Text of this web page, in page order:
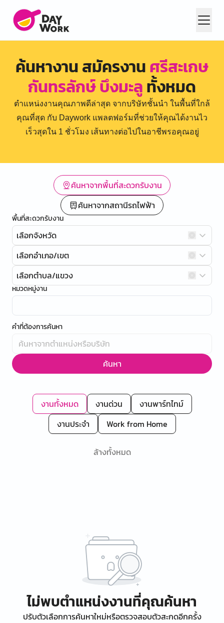
ค้นหางาน สมัครงานศรีสะเกษ
กันทรลักษ์ บึงมะลูทั้งหมด
ตำแหน่งงานคุณภาพดีล่าสุด จากบริษัทชั้นนำ ในพื้นที่ใกล้
คุณที่สุด กับ Daywork แพลตฟอร์มที่ช่วยให้คุณได้งานไว
เร็วสุดใน 1 ชั่วโมง เส้นทางต่อไปในอาชีพรอคุณอยู่
ค้นหาจากพื้นที่สะดวกรับงาน
ค้นหาจากสถานีรถไฟฟ้า
พื้นที่สะดวกรับงาน
เลือกจังหวัด
เลือกอำเภอ/เขต
เลือกตำบล/แขวง
หมวดหมู่งาน
คำที่ต้องการค้นหา
ค้นหา
งานทั้งหมด งานด่วน
งานพาร์ทไทม์
งานประจำ
Work from Home
ล้างทั้งหมด
ไม่พบตำแหน่งงานที่คุณค้นหา
ปรับตัวเลือกการค้นหาใหม่หรือตรวจสอบตัวสะกดอีกครั้ง